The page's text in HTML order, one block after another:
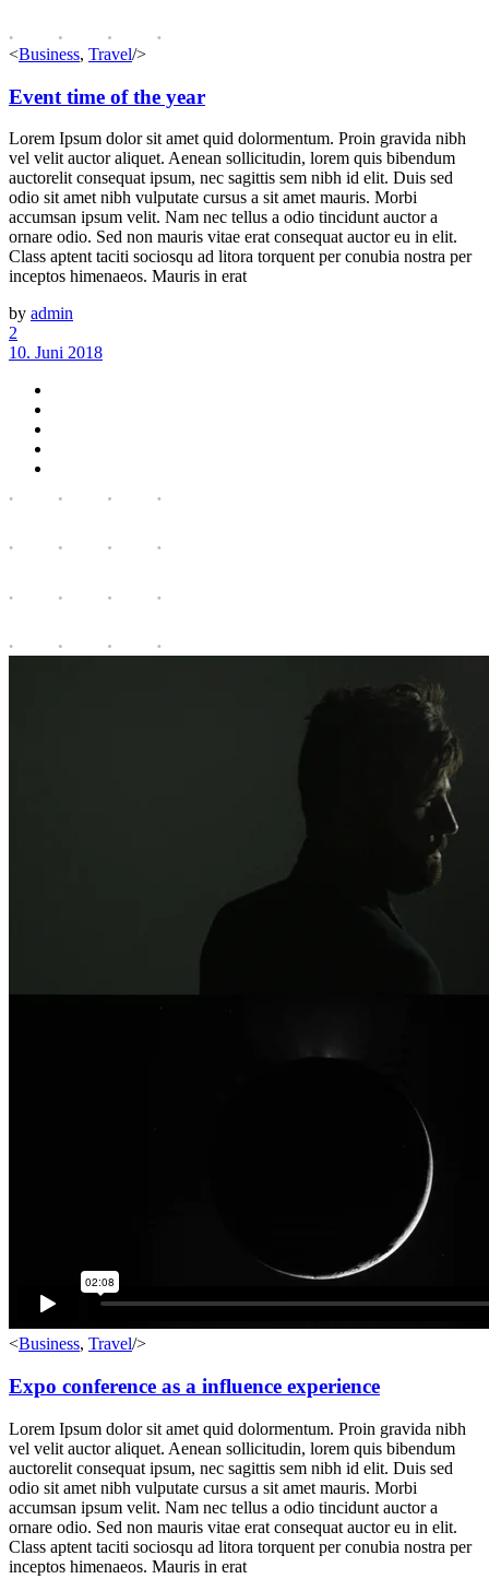
<Business, Travel/>
Event time of the year
Lorem Ipsum dolor sit amet quid dolormentum. Proin gravida nibh
vel velit auctor aliquet. Aenean sollicitudin, lorem quis bibendum
auctorelit consequat ipsum, nec sagittis sem nibh id elit. Duis sed
odio sit amet nibh vulputate cursus a sit amet mauris. Morbi
accumsan ipsum velit. Nam nec tellus a odio tincidunt auctor a
ornare odio. Sed non mauris vitae erat consequat auctor eu in elit.
Class aptent taciti sociosqu ad litora torquent per conubia nostra per
inceptos himenaeos. Mauris in erat
by admin
2
10. Juni 2018
<Business, Travel/>
Expo conference as a influence experience
Lorem Ipsum dolor sit amet quid dolormentum. Proin gravida nibh
vel velit auctor aliquet. Aenean sollicitudin, lorem quis bibendum
auctorelit consequat ipsum, nec sagittis sem nibh id elit. Duis sed
odio sit amet nibh vulputate cursus a sit amet mauris. Morbi
accumsan ipsum velit. Nam nec tellus a odio tincidunt auctor a
ornare odio. Sed non mauris vitae erat consequat auctor eu in elit.
Class aptent taciti sociosqu ad litora torquent per conubia nostra per
inceptos himenaeos. Mauris in erat